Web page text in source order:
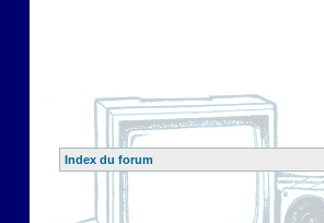
Index du forum